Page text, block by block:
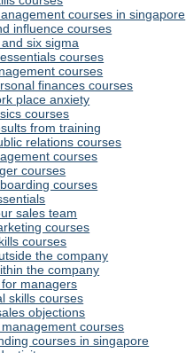
courses in singapore
influence courses
six sigma
courses
courses
finances courses
place anxiety
courses
from training
relations courses
courses
courses
courses
sales team
courses
courses
the company
the company
managers
skills courses
objections
courses
courses in singapore